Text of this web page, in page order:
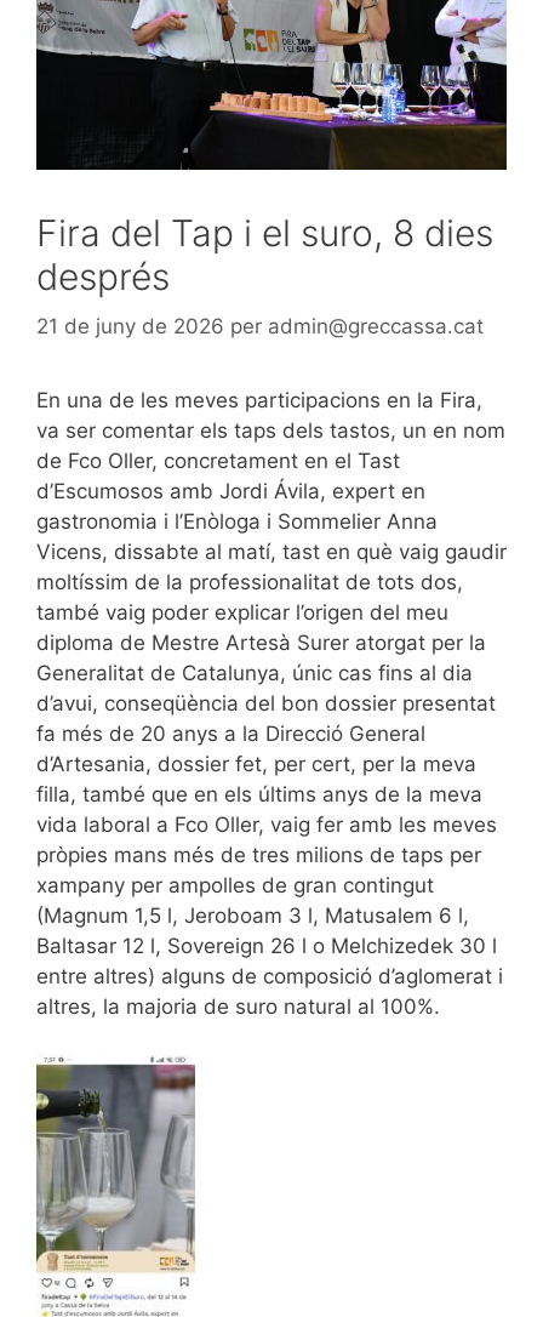
Fira del Tap i el suro, 8 dies
després
21 de juny de 2026 per admin@greccassa.cat
En una de les meves participacions en la Fira,
va ser comentar els taps dels tastos, un en nom
de Fco Oller, concretament en el Tast
d’Escumosos amb Jordi Ávila, expert en
gastronomia i l’Enòloga i Sommelier Anna
Vicens, dissabte al matí, tast en què vaig gaudir
moltíssim de la professionalitat de tots dos,
també vaig poder explicar l’origen del meu
diploma de Mestre Artesà Surer atorgat per la
Generalitat de Catalunya, únic cas fins al dia
d’avui, conseqüència del bon dossier presentat
fa més de 20 anys a la Direcció General
d’Artesania, dossier fet, per cert, per la meva
filla, també que en els últims anys de la meva
vida laboral a Fco Oller, vaig fer amb les meves
pròpies mans més de tres milions de taps per
xampany per ampolles de gran contingut
(Magnum 1,5 l, Jeroboam 3 l, Matusalem 6 l,
Baltasar 12 l, Sovereign 26 l o Melchizedek 30 l
entre altres) alguns de composició d’aglomerat i
altres, la majoria de suro natural al 100%.